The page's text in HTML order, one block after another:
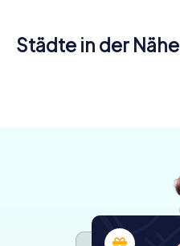
Städte in der Nähe